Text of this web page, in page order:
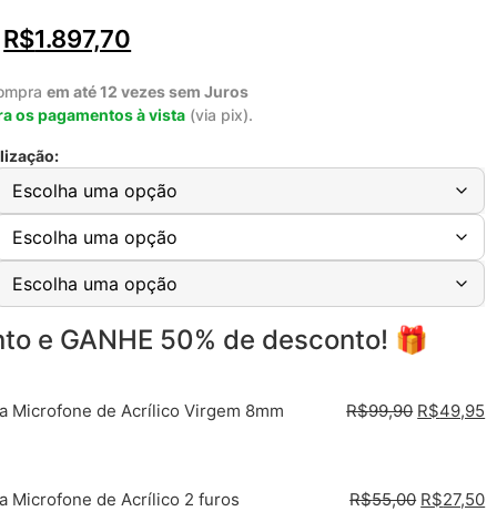
R$1.897,70
em até 12 vezes sem Juros
os pagamentos à vista (via pix).
e GANHE 50% de desconto! 🎁
Microfone de Acrílico Virgem 8mm R$99,90 R$49,95
Microfone de Acrílico 2 furos R$55,00 R$27,50